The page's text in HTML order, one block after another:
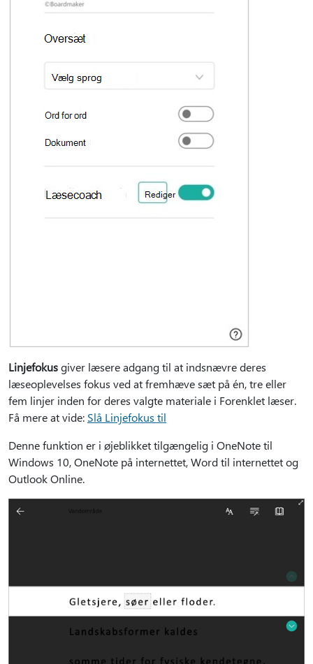
Linjefokusgiver læsere adgang til at indsnævre deres
læseoplevelses fokus ved at fremhæve sæt på én, tre eller
fem linjer inden for deres valgte materiale i Forenklet læser.
Få mere at vide: Slå Linjefokus til
Denne funktion er i øjeblikket tilgængelig i OneNote til
Windows 10, OneNote på internettet, Word til internettet og
Outlook Online.